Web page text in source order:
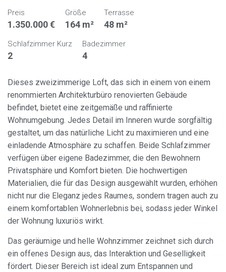
Preis
1.350.000 €
Größe
164 m²
Terrasse
48 m²
Schlafzimmer Kurz
2
Badezimmer
4
Dieses zweizimmerige Loft, das sich in einem von einem
renommierten Architekturbüro renovierten Gebäude
befindet, bietet eine zeitgemäße und raffinierte
Wohnumgebung. Jedes Detail im Inneren wurde sorgfältig
gestaltet, um das natürliche Licht zu maximieren und eine
einladende Atmosphäre zu schaffen. Beide Schlafzimmer
verfügen über eigene Badezimmer, die den Bewohnern
Privatsphäre und Komfort bieten. Die hochwertigen
Materialien, die für das Design ausgewählt wurden, erhöhen
nicht nur die Eleganz jedes Raumes, sondern tragen auch zu
einem komfortablen Wohnerlebnis bei, sodass jeder Winkel
der Wohnung luxuriös wirkt.
Das geräumige und helle Wohnzimmer zeichnet sich durch
ein offenes Design aus, das Interaktion und Geselligkeit
fördert. Dieser Bereich ist ideal zum Entspannen und